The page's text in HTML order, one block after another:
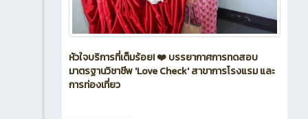
หัวใจบริการที่เต็มร้อย! ❤️ บรรยากาศการทดสอบ
มาตรฐานวิชาชีพ 'Love Check' สาขาการโรงแรม และ
การท่องเที่ยว